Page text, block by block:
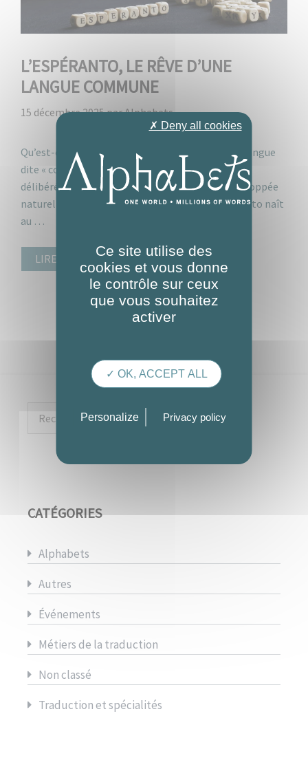
L’ESPÉRANTO, LE RÊVE D’UNE
LANGUE COMMUNE
15 décembre 2025parAlphabets
Qu’est-ce que l’espéranto ? L’espéranto est une langue
dite « construite », c’est-à-dire qu’elle a été
délibérément inventée plutôt que de s’être développée
naturellement au fil du temps. L’idée de l’espéranto naît
au …
LIRE L’ARTICLE
Rechercher :
CATÉGORIES
Alphabets
Autres
Événements
Métiers de la traduction
Non classé
Traduction et spécialités
Ce site utilise des
cookies et vous donne
le contrôle sur ceux
que vous souhaitez
activer
✓ OK, ACCEPT ALL
✗ Deny all cookies
Personalize Privacy policy